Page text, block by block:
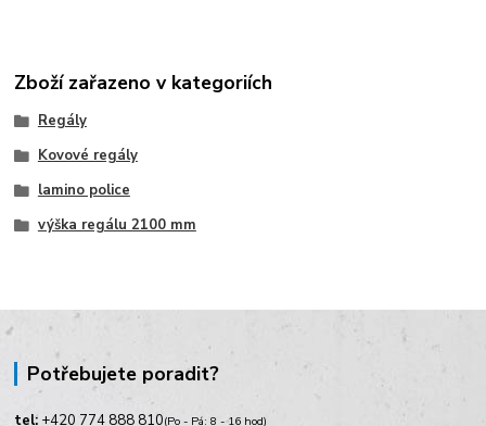
Zboží zařazeno v kategoriích
Regály
Kovové regály
lamino police
výška regálu 2100 mm
Potřebujete poradit?
tel: +420 774 888 810(Po - Pá: 8 - 16 hod)